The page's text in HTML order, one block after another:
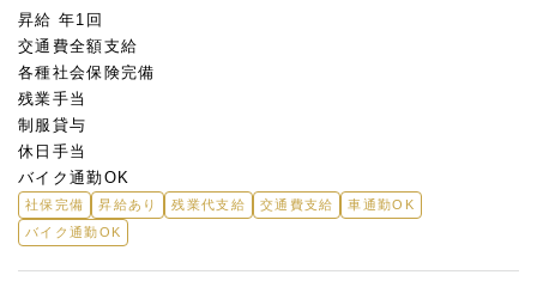
昇給 年1回
交通費全額支給
各種社会保険完備
残業手当
制服貸与
休日手当
バイク通勤OK
社保完備 昇給あり 残業代支給 交通費支給
車通勤OK
バイク通勤OK